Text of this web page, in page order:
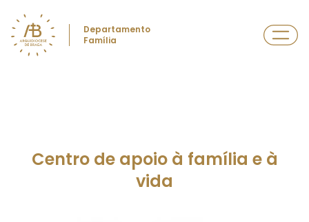
Departamento
Família
Centro de apoio à família e à
vida